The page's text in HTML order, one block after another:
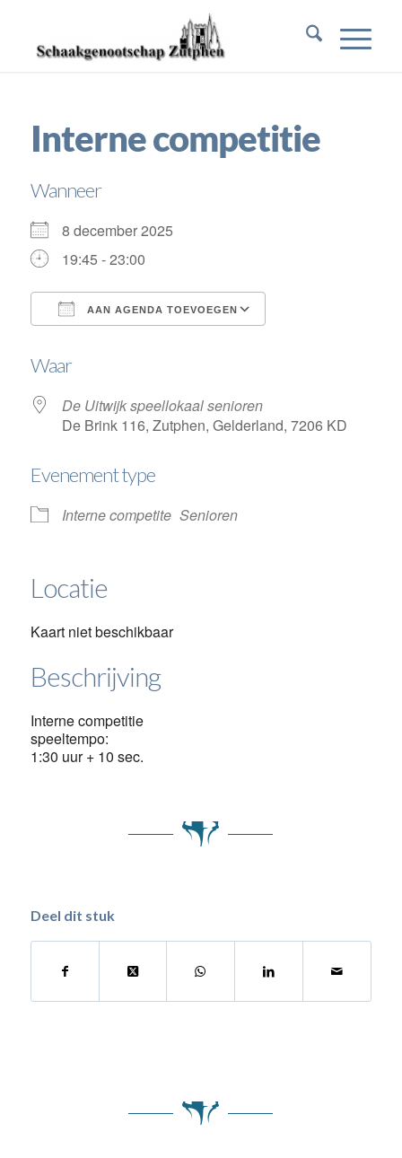
Interne competitie
Wanneer
8 december 2025
19:45 - 23:00
AAN AGENDA TOEVOEGEN
Waar
De Uitwijk speellokaal senioren
De Brink 116, Zutphen, Gelderland, 7206 KD
Evenement type
Interne competite Senioren
Locatie
Kaart niet beschikbaar
Beschrijving
Interne competitie
speeltempo:
1:30 uur + 10 sec.
Deel dit stuk